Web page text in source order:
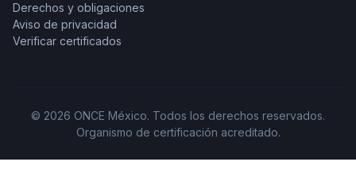
Derechos y obligaciones
Aviso de privacidad
Verificar certificados
© 2026 ONCE México. Todos los derechos reservados.
Organismo de certificación acreditado.